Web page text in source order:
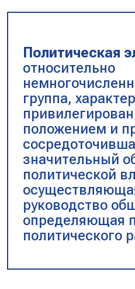
Политическая
относительно
группа,
положением и
значительный
политической
руководство
определяющая
политического